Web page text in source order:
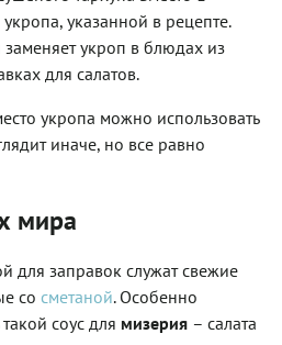
указанной в рецепте.
укроп в блюдах из
для салатов.
укропа можно использовать
иначе, но все равно
мира
для заправок служат свежие
со сметаной. Особенно
соус для мизерия – салата